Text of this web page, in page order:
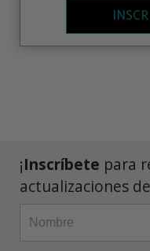
¡Inscríbete para
actualizaciones